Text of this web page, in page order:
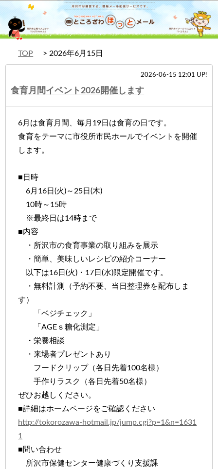
TOP 2026年6月15日
2026-06-15 12:01 UP!
食育月間イベント2026開催します
6月は食育月間、毎月19日は食育の日です。
食育をテーマに市役所市民ホールでイベントを開催
します。
■日時
6月16日(火)～25日(木)
10時～15時
※最終日は14時まで
■内容
・所沢市の食育事業の取り組みを展示
・簡単、美味しいレシピの紹介コーナー
以下は16日(火)・17日(水)限定開催です。
・無料計測（予約不要、当日整理券を配布しま
す）
「ベジチェック」
「AGEｓ糖化測定」
・栄養相談
・来場者プレゼントあり
フードクリップ（各日先着100名様）
手作りラスク（各日先着50名様）
ぜひお越しください。
■詳細はホームページをご確認ください
http://tokorozawa-hotmail.jp/jump.cgi?p=1&n=1631
1
■問い合わせ
所沢市保健センター健康づくり支援課